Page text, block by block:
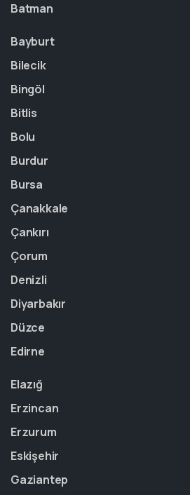
Batman
Bayburt
Bilecik
Bingöl
Bitlis
Bolu
Burdur
Bursa
Çanakkale
Çankırı
Çorum
Denizli
Diyarbakır
Düzce
Edirne
Elazığ
Erzincan
Erzurum
Eskişehir
Gaziantep